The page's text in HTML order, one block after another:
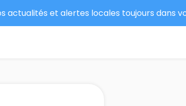
actualités et alertes locales toujours dans